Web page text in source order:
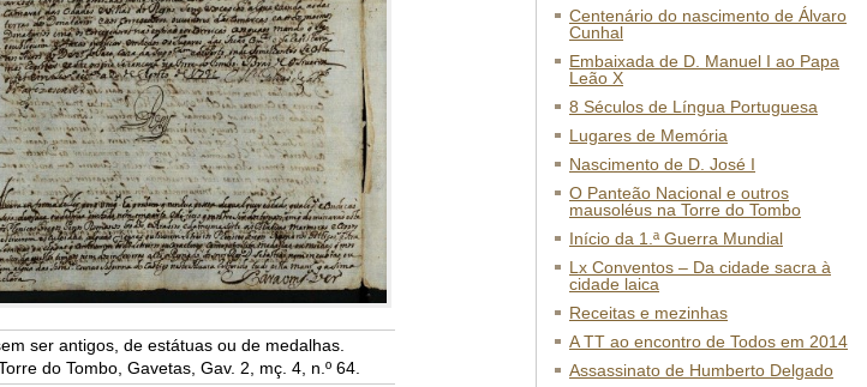
ser antigos, de estátuas ou de medalhas.
do Tombo, Gavetas, Gav. 2, mç. 4, n.º 64.
Centenário do nascimento de Álvaro
Cunhal
Embaixada de D. Manuel I ao Papa
Leão X
8 Séculos de Língua Portuguesa
Lugares de Memória
Nascimento de D. José I
O Panteão Nacional e outros
mausoléus na Torre do Tombo
Início da 1.ª Guerra Mundial
Lx Conventos – Da cidade sacra à
cidade laica
Receitas e mezinhas
A TT ao encontro de Todos em 2014
Assassinato de Humberto Delgado